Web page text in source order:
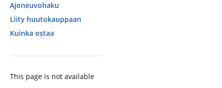
Ajoneuvohaku
Liity huutokauppaan
Kuinka ostaa
This page is not available